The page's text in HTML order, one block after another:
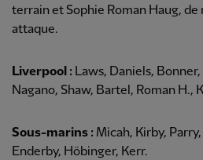
terrain et Sophie Roman Haug, de
attaque.
Liverpool : Laws, Daniels,
Nagano, Shaw, Bartel, Roman H.,
Sous-marins : Micah, Kirby,
Enderby, Höbinger, Kerr.